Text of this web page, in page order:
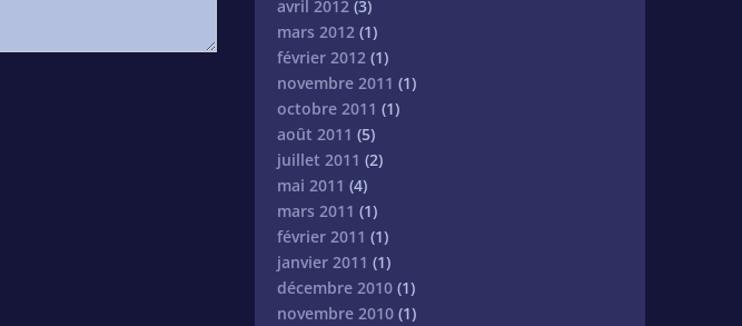
avril 2012 (3)
mars 2012 (1)
février 2012 (1)
novembre 2011 (1)
octobre 2011 (1)
août 2011 (5)
juillet 2011 (2)
mai 2011 (4)
mars 2011 (1)
février 2011 (1)
janvier 2011 (1)
décembre 2010 (1)
novembre 2010 (1)